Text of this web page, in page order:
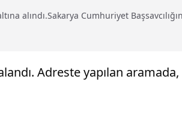
alındı.Sakarya Cumhuriyet
Adreste yapılan